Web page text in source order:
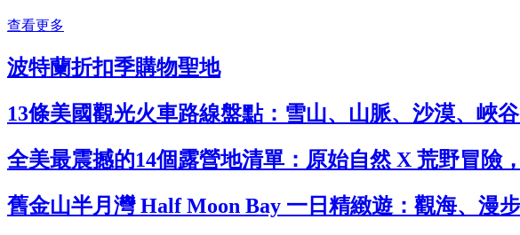
查看更多
波特蘭折扣季購物聖地
13條美國觀光火車路線盤點：雪山、山脈、沙漠、峽
全美最震撼的14個露營地清單：原始自然 X 荒野冒險
舊金山半月灣 Half Moon Bay 一日精緻遊：觀海、漫